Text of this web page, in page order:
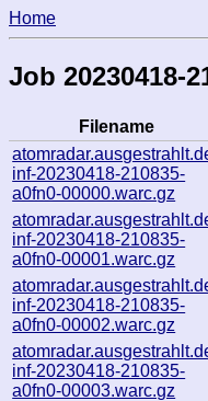
Home
Job 20230418-
Filename
inf-20230418-210835-
a0fn0-00000.warc.gz
inf-20230418-210835-
a0fn0-00001.warc.gz
inf-20230418-210835-
a0fn0-00002.warc.gz
inf-20230418-210835-
a0fn0-00003.warc.gz